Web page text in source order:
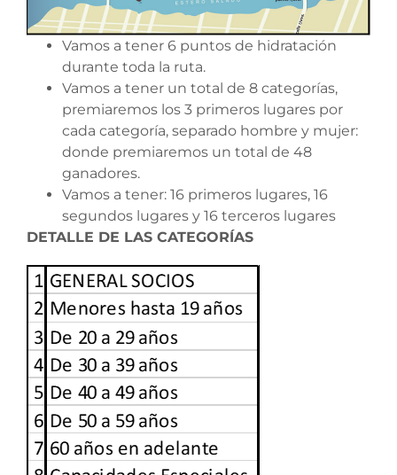
Vamos a tener 6 puntos de hidratación
durante toda la ruta.
Vamos a tener un total de 8 categorías,
premiaremos los 3 primeros lugares por
cada categoría, separado hombre y mujer:
donde premiaremos un total de 48
ganadores.
Vamos a tener: 16 primeros lugares, 16
segundos lugares y 16 terceros lugares
DETALLE DE LAS CATEGORÍAS